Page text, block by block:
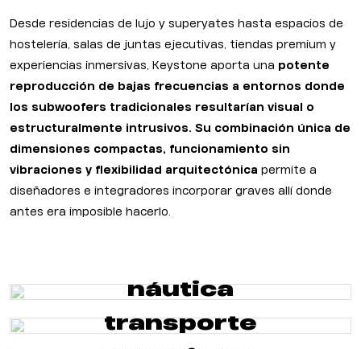
Desde residencias de lujo y superyates hasta espacios de
hostelería, salas de juntas ejecutivas, tiendas premium y
experiencias inmersivas, Keystone aporta una potente
reproducción de bajas frecuencias a entornos donde
los subwoofers tradicionales resultarían visual o
estructuralmente intrusivos. Su combinación única de
dimensiones compactas, funcionamiento sin
vibraciones y flexibilidad arquitectónica permite a
diseñadores e integradores incorporar graves allí donde
antes era imposible hacerlo.
náutica
transporte